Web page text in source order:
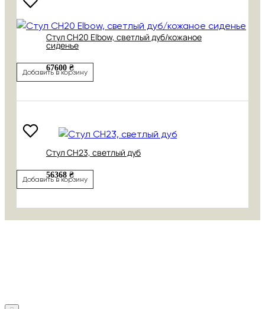
Стул CH20 Elbow, светлый дуб/кожаное
сиденье
67600 ₴
Добавить в корзину
Стул CH23, светлый дуб
56368 ₴
Добавить в корзину